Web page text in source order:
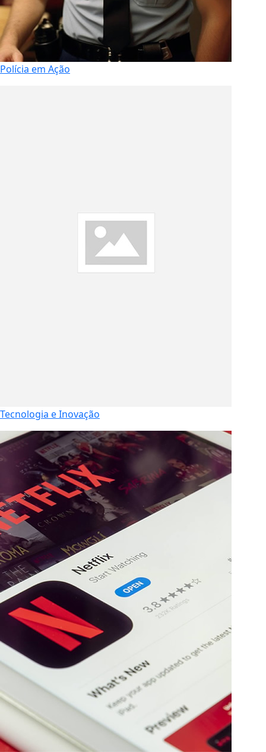
Polícia em Ação
Tecnologia e Inovação